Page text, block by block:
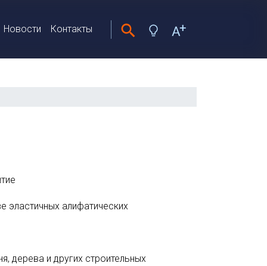
Новости Контакты
эластичных алифатических
дерева и других строительных